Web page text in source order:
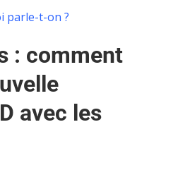
parle-t-on ?
: comment
avec les